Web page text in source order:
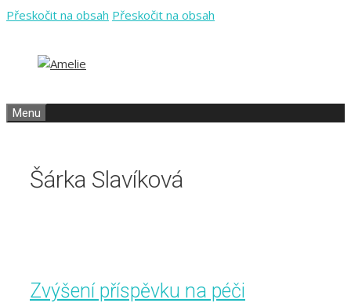
Přeskočit na obsah Přeskočit na obsah
Menu
Šárka Slavíková
Zvýšení příspěvku na péči